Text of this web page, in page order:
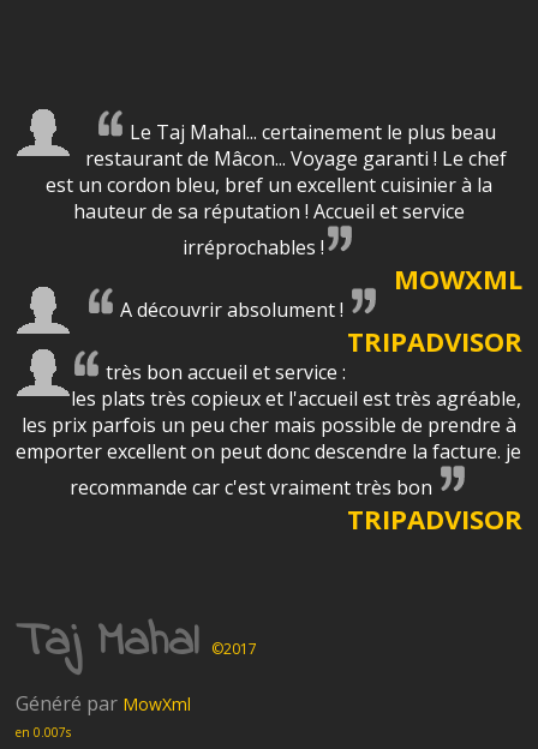
Le Taj Mahal... certainement le plus beau
restaurant de Mâcon... Voyage garanti ! Le chef
est un cordon bleu, bref un excellent cuisinier à la
hauteur de sa réputation ! Accueil et service
irréprochables !
MOWXML
A découvrir absolument !
TRIPADVISOR
très bon accueil et service :
les plats très copieux et l'accueil est très agréable,
les prix parfois un peu cher mais possible de prendre à
emporter excellent on peut donc descendre la facture. je
recommande car c'est vraiment très bon
TRIPADVISOR
Taj Mahal ©2017
Généré par MowXml
en 0.007s